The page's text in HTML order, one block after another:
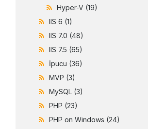
Hyper-V (19)
IIS 6 (1)
IIS 7.0 (48)
IIS 7.5 (65)
İpucu (36)
MVP (3)
MySQL (3)
PHP (23)
PHP on Windows (24)